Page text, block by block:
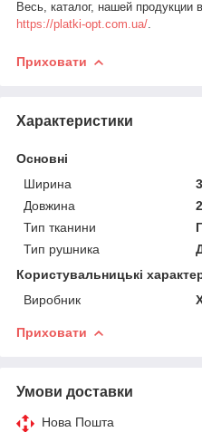
Весь, каталог, нашей продукции
https://platki-opt.com.ua/
Приховати
Характеристики
Основні
Ширина
Довжина
Тип тканини
Тип рушника
Користувальницькі
Виробник
Приховати
Умови доставки
Нова Пошта